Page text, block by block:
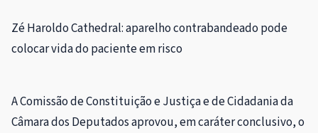
Zé Haroldo Cathedral: aparelho contrabandeado pode
colocar vida do paciente em risco
A Comissão de Constituição e Justiça e de Cidadania da
Câmara dos Deputados aprovou, emcaráter conclusivo, o